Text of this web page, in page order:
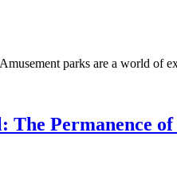
parks are a world of
Permanence